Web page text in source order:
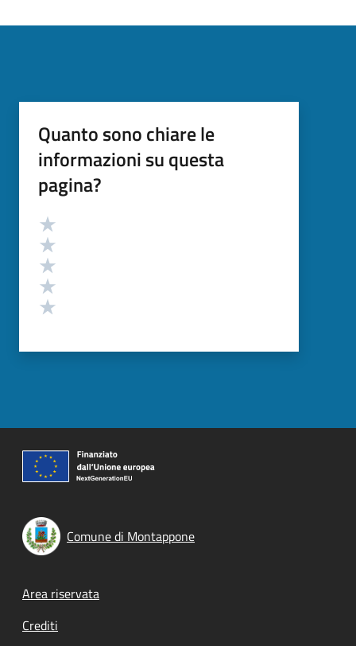
Quanto sono chiare le
informazioni su questa
pagina?
Valutazione
Comune di Montappone
Footer menu
Area riservata
Crediti